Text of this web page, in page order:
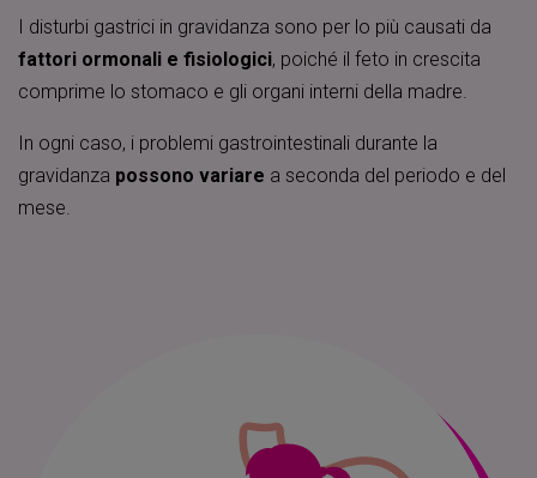
I disturbi gastrici in gravidanza sono per lo più causati da
fattori ormonali e fisiologici, poiché il feto in crescita
comprime lo stomaco e gli organi interni della madre.
In ogni caso, i problemi gastrointestinali durante la
gravidanza possono variare a seconda del periodo e del
mese.